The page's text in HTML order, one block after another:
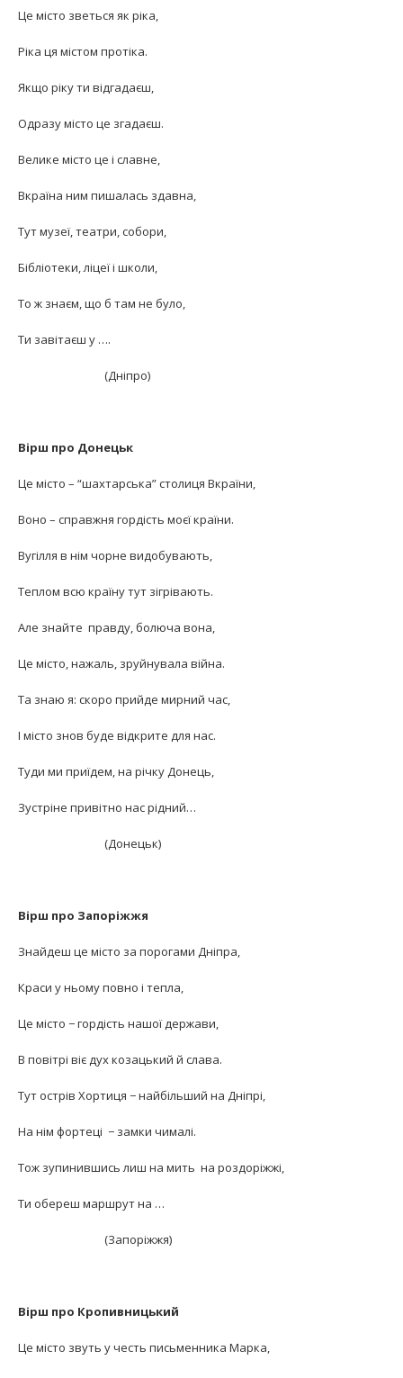
Це місто зветься як ріка,
Ріка ця містом протіка.
Якщо ріку ти відгадаєш,
Одразу місто це згадаєш.
Велике місто це і славне,
Вкраїна ним пишалась здавна,
Тут музеї, театри, собори,
Бібліотеки, ліцеї і школи,
То ж знаєм, що б там не було,
Ти завітаєш у ….
(Дніпро)
Вірш про Донецьк
Це місто – “шахтарська” столиця Вкраїни,
Воно – справжня гордість моєї країни.
Вугілля в нім чорне видобувають,
Теплом всю країну тут зігрівають.
Але знайте правду, болюча вона,
Це місто, нажаль, зруйнувала війна.
Та знаю я: скоро прийде мирний час,
І місто знов буде відкрите для нас.
Туди ми приїдем, на річку Донець,
Зустріне привітно нас рідний…
(Донецьк)
Вірш про Запоріжжя
Знайдеш це місто за порогами Дніпра,
Краси у ньому повно і тепла,
Це місто − гордість нашої держави,
В повітрі віє дух козацький й слава.
Тут острів Хортиця − найбільший на Дніпрі,
На нім фортеці − замки чималі.
Тож зупинившись лиш на мить на роздоріжжі,
Ти обереш маршрут на …
(Запоріжжя)
Вірш про Кропивницький
Це місто звуть у честь письменника Марка,